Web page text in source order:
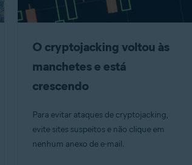
O cryptojacking voltou às
manchetes e está
crescendo
Para evitar ataques de cryptojacking,
evite sites suspeitos e não clique em
nenhum anexo de e-mail.